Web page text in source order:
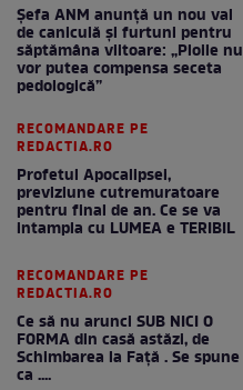
Șefa ANM anunță un nou val
de caniculă și furtuni pentru
săptămâna viitoare: „Ploile nu
vor putea compensa seceta
pedologică”
RECOMANDARE PE
REDACTIA.RO
Profetul Apocalipsei,
previziune cutremuratoare
pentru final de an. Ce se va
intampla cu LUMEA e TERIBIL
RECOMANDARE PE
REDACTIA.RO
Ce să nu arunci SUB NICI O
FORMA din casă astăzi, de
Schimbarea la Față . Se spune
ca ....